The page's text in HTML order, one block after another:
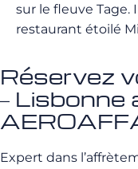
sur le fleuve Tage.
restaurant étoilé
Réservez
– Lisbonne
Expert dans